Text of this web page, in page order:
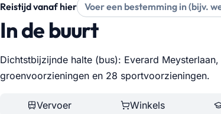
Reistijd vanaf hier
In de buurt
Dichtstbijzijnde halte (bus): Everard
groenvoorzieningen en 28 sportvoorzieningen.
Vervoer Winkels